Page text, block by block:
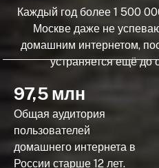
Каждый год более 1 500
Москве даже не
домашним интернетом,
устраняется ещё до
97,5 млн
Общая аудитория
пользователей
домашнего интернета в
России старше 12 лет.